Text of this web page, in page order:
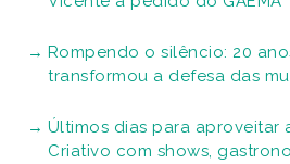
Rompendo o silêncio: 20
transformou a defesa das
Últimos dias para aproveitar
Criativo com shows,